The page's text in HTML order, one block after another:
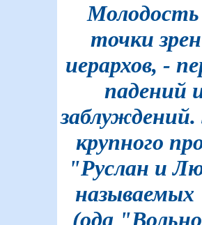
точки
иерархов, -
падений
заблуждений.
крупного
"Руслан и
(ода